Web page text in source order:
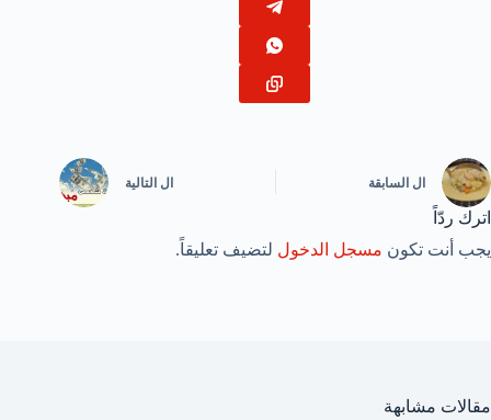
ال السابقة ال التالية
اترك ردّاً
يجب أنت تكون مسجل الدخول لتضيف تعليقاً.
مقالات مشابهة